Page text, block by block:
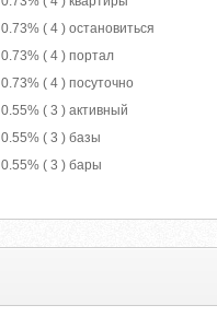
0.73% ( 4 ) остановиться
0.73% ( 4 ) портал
0.73% ( 4 ) посуточно
0.55% ( 3 ) активный
0.55% ( 3 ) базы
0.55% ( 3 ) бары